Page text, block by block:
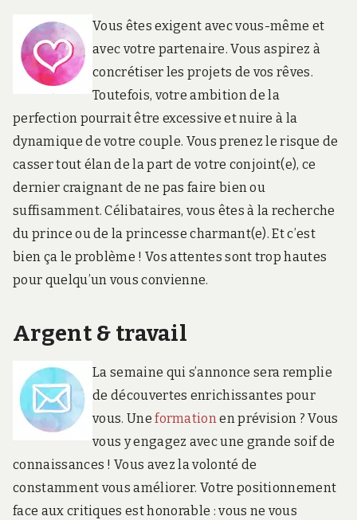
Vous êtes exigent avec vous-même et
avec votre partenaire. Vous aspirez à
concrétiser les projets de vos rêves.
Toutefois, votre ambition de la
perfection pourrait être excessive et nuire à la
dynamique de votre couple. Vous prenez le risque de
casser tout élan de la part de votre conjoint(e), ce
dernier craignant de ne pas faire bien ou
suffisamment. Célibataires, vous êtes à la recherche
du prince ou de la princesse charmant(e). Et c’est
bien ça le problème ! Vos attentes sont trop hautes
pour quelqu’un vous convienne.
Argent & travail
La semaine qui s’annonce sera remplie
de découvertes enrichissantes pour
vous. Uneformationen prévision ? Vous
vous y engagez avec une grande soif de
connaissances ! Vous avez la volonté de
constamment vous améliorer. Votre positionnement
face aux critiques est honorable : vous ne vous